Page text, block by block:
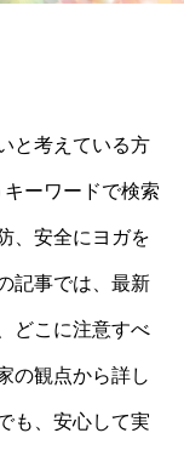
と考えている方
ーワードで検索
、安全にヨガを
記事では、最新
どこに注意すべ
の観点から詳し
も、安心して実